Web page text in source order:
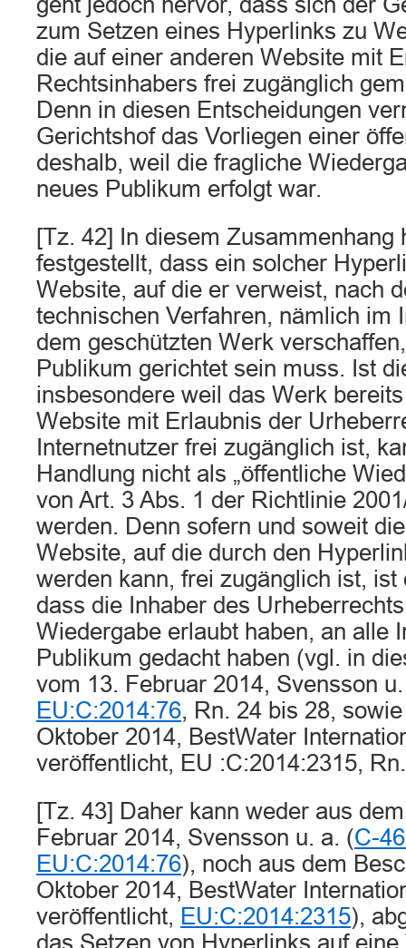
zum Setzen eines Hyperlinks zu
die auf einer anderen Website mit
Rechtsinhabers frei zugänglich
Denn in diesen Entscheidungen
Gerichtshof das Vorliegen einer
deshalb, weil die fragliche
neues Publikum erfolgt war.
[Tz. 42] In diesem Zusammenhang
festgestellt, dass ein solcher
Website, auf die er verweist, nach
technischen Verfahren, nämlich im
dem geschützten Werk
Publikum gerichtet sein muss. Ist
insbesondere weil das Werk
Website mit Erlaubnis der
Internetnutzer frei zugänglich ist,
Handlung nicht als „öf­fentliche
von Art. 3 Abs. 1 der Richtlinie
werden. Denn so­fern und soweit
Website, auf die durch den
werden kann, frei zugänglich ist, ist
dass die Inhaber des
Wiedergabe erlaubt haben, an alle
Publikum gedacht haben (vgl. in
vom 13. Februar 2014, Svensson
EU:C:2014:76, Rn. 24 bis 28,
Oktober 2014, BestWater
veröffentlicht, EU :C:2014:2315,
[Tz. 43] Daher kann weder aus
Februar 2014, Svensson u. a. (C-
EU:C:2014:76), noch aus dem
Oktober 2014, BestWater
veröffentlicht, EU:C:2014:2315),
das Setzen von Hyperlinks auf